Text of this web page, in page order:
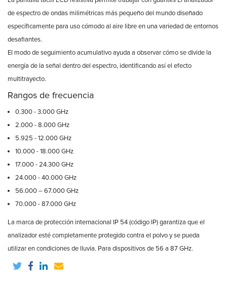
de espectro de ondas milimétricas más pequeño del mundo diseñado
específicamente para uso cómodo al aire libre en una variedad de entornos
desafiantes.
El modo de seguimiento acumulativo ayuda a observar cómo se divide la
energía de la señal dentro del espectro, identificando así el efecto
multitrayecto.
Rangos de frecuencia
0.300 - 3.000 GHz
2.000 - 8.000 GHz
5.925 - 12.000 GHz
10.000 - 18.000 GHz
17.000 - 24.300 GHz
24.000 - 40.000 GHz
56.000 – 67.000 GHz
70.000 - 87.000 GHz
La marca de protección internacional IP 54 (código IP) garantiza que el
analizador esté completamente protegido contra el polvo y se pueda
utilizar en condiciones de lluvia. Para dispositivos de 56 a 87 GHz.